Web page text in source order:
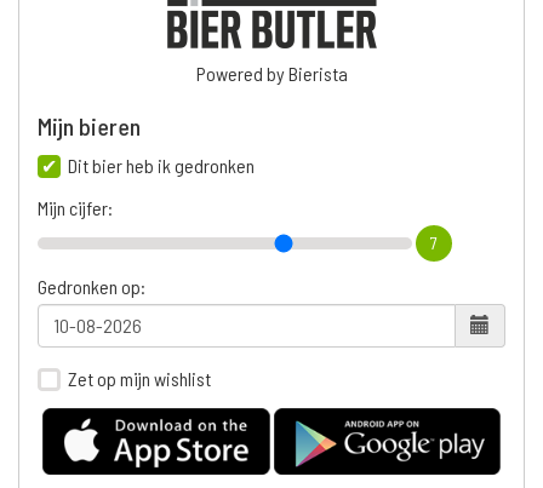
Powered by Bierista
Mijn bieren
Dit bier heb ik gedronken
Mijn cijfer:
7
Gedronken op:
Zet op mijn wishlist